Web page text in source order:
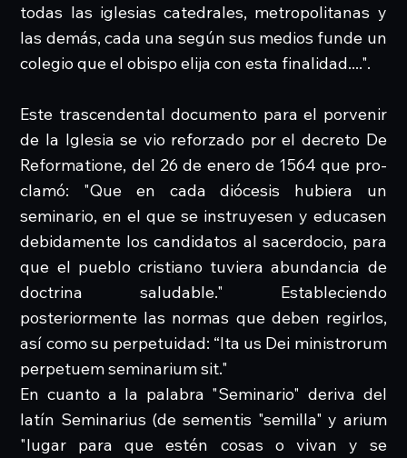
todas las iglesias catedrales, metropolitanas y
las demás, cada una según sus medios funde un
colegio que el obispo elija con esta finalidad....".
Este trascendental documento para el porvenir
de la Iglesia se vio reforzado por el decreto De
Reformatione, del 26 de enero de 1564 que pro-
clamó: "Que en cada diócesis hubiera un
seminario, en el que se instruyesen y educasen
debidamente los candidatos al sacerdocio, para
que el pueblo cristiano tuviera abundancia de
doctrina saludable." Estableciendo
posteriormente las normas que deben regirlos,
así como su perpetuidad: “Ita us Dei ministrorum
perpetuem seminarium sit."
En cuanto a la palabra "Seminario" deriva del
latín Seminarius (de sementis "semilla" y arium
"lugar para que estén cosas o vivan y se